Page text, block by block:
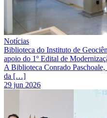
Notícias
Biblioteca do Instituto de
apoio do 1º Edital de
A Biblioteca Conrado
da […]
29 jun 2026